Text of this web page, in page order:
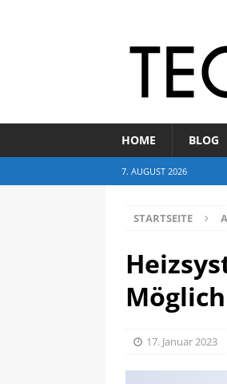
HOME BLOG
7. AUGUST 2026
STARTSEITE
17. Januar 2023